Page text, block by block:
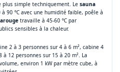
plus simple techniquement. Le sauna
90 °C avec une humidité faible, poêle à
travaille à 45-60 °C par
sensibles à la chaleur.
2 à 3 personnes sur 4 à 6 m², cabine 4
12 personnes sur 15 à 20 m². La
environ 1 kW par mètre cube, à